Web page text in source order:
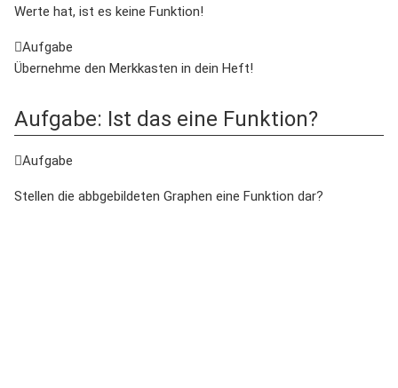
Werte hat, ist es keine Funktion!
Aufgabe
Übernehme den Merkkasten in dein Heft!
Aufgabe: Ist das eine Funktion?
Aufgabe
Stellen die abbgebildeten Graphen eine Funktion dar?